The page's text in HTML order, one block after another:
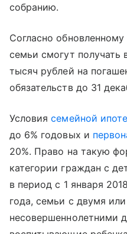
собранию.
Согласно
семьи смогут получать
тысяч рублей на
обязательств до 31
Условиясемейной
до 6% годовых и
20%. Право на такую
категории граждан с
в период с 1 января
года, семьи с двумя
несовершеннолетними